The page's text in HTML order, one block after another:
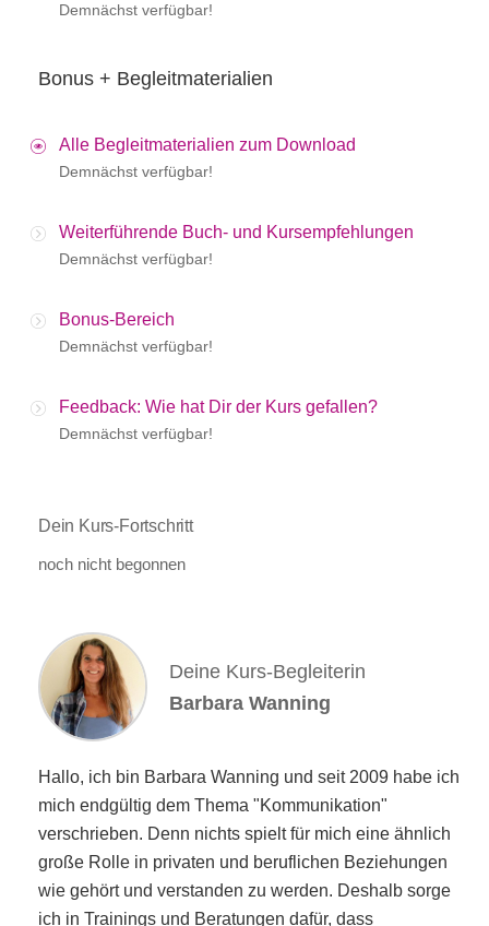
Demnächst verfügbar!
Bonus + Begleitmaterialien
Alle Begleitmaterialien zum Download
Demnächst verfügbar!
Weiterführende Buch- und Kursempfehlungen
Demnächst verfügbar!
Bonus-Bereich
Demnächst verfügbar!
Feedback: Wie hat Dir der Kurs gefallen?
Demnächst verfügbar!
Dein Kurs-Fortschritt
noch nicht begonnen
Deine Kurs-Begleiterin
Barbara Wanning
Hallo, ich bin Barbara Wanning und seit 2009 habe ich
mich endgültig dem Thema "Kommunikation"
verschrieben. Denn nichts spielt für mich eine ähnlich
große Rolle in privaten und beruflichen Beziehungen
wie gehört und verstanden zu werden. Deshalb sorge
ich in Trainings und Beratungen dafür, dass